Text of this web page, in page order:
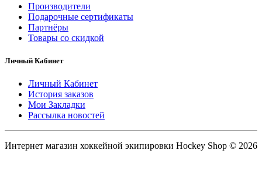
Производители
Подарочные сертификаты
Партнёры
Товары со скидкой
Личный Кабинет
Личный Кабинет
История заказов
Мои Закладки
Рассылка новостей
Интернет магазин хоккейной экипировки Hockey Shop © 2026